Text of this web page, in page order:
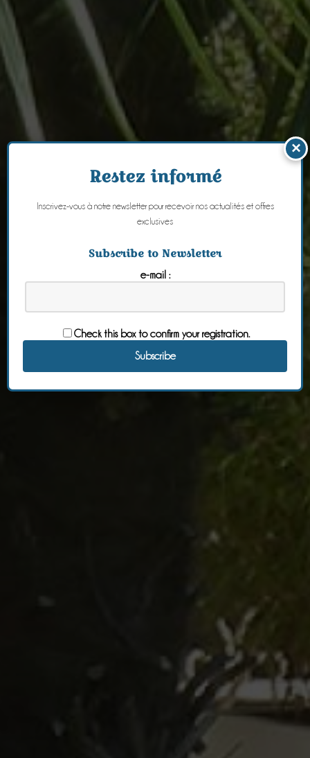
×
Restez informé
Inscrivez-vous à notre newsletter pour recevoir nos actualités et offres
exclusives
Subscribe to Newsletter
e-mail :
Check this box to confirm your registration.